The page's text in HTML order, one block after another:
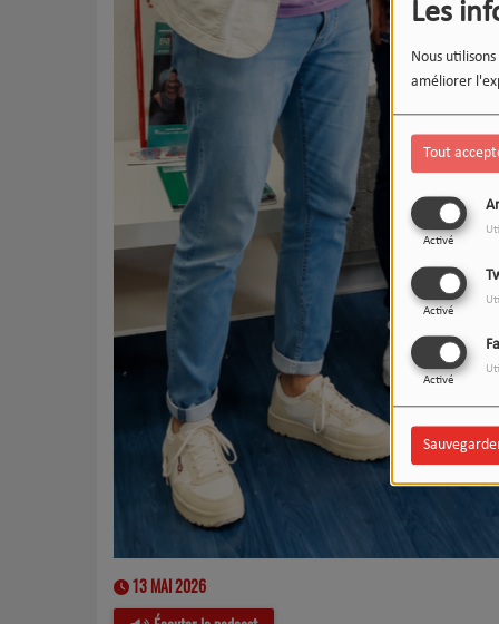
Les
Nous
améliorer
Tout
Activé
Activé
Activé
13 MAI 2026